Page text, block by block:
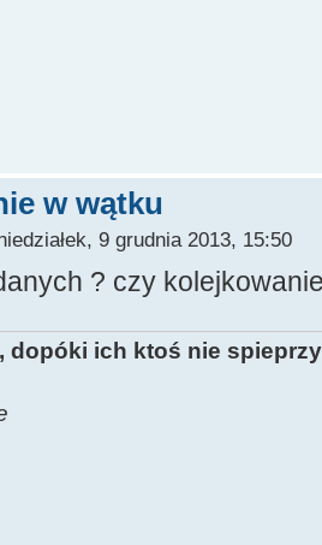
w wątku
9 grudnia 2013, 15:50
? czy
dopóki ich ktoś nie